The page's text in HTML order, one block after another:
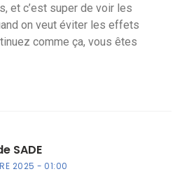
et c’est super de voir les
on veut éviter les effets
comme ça, vous êtes
SADE
2025 01:00